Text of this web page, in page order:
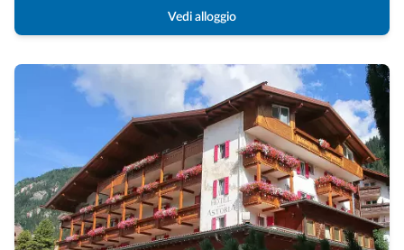
Vedi alloggio